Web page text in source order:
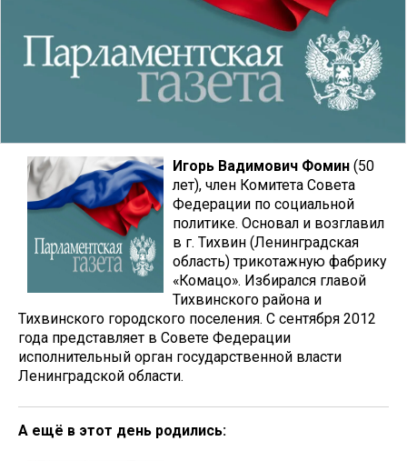
Игорь Вадимович Фомин (50
лет), член Комитета Совета
Федерации по социальной
политике. Основал и возглавил
в г. Тихвин (Ленинградская
область) трикотажную фабрику
«Комацо». Избирался главой
Тихвинского района и
Тихвинского городского поселения. С сентября 2012
года представляет в Совете Федерации
исполнительный орган государственной власти
Ленинградской области.
А ещё в этот день родились: